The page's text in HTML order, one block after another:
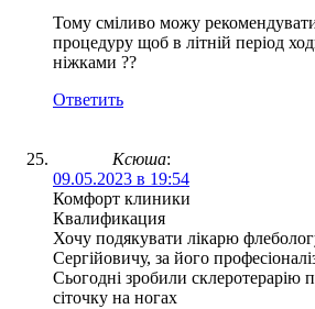
Тому сміливо можу
процедуру щоб в літній період
ніжками ??
Ответить
Ксюша:
09.05.2023 в 19:54
Комфорт клиники
Квалификация
Хочу подякувати лікарю
Сергійовичу, за його
Сьогодні зробили склеротерарію
сіточку на ногах